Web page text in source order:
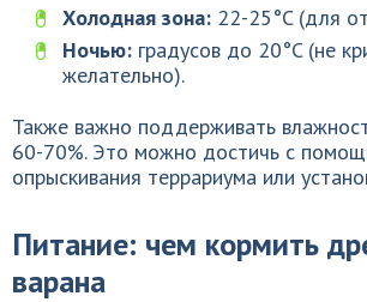
Холодная зона: 22-25°C (для
Ночью: градусов до 20°C (не
желательно).
Также важно поддерживать
60-70%. Это можно достичь с
опрыскивания террариума или
Питание: чем кормить
варана